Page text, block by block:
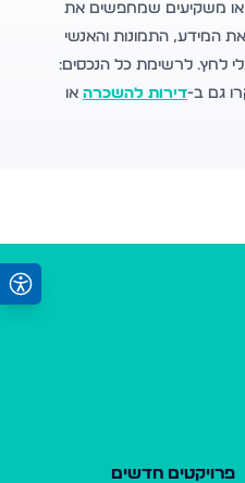
משקיעים שמחפשים את
המידע, התמונות והאנשי
לחץ. לרשימת כל הנכסים:
גם ב-דירות להשכרה או
פרויקטים חדשים